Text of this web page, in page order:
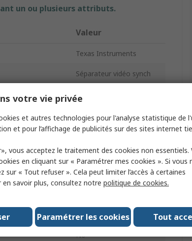
un ou plusieurs attributs.
Valeur
Texas Instruments
Séparateur vidéo synch
TSSOP
Surface
14
85°C
5mm
LMH1981
No
votre vie privée
et autres technologies pour l'analyse statistique de
et pour l’affichage de publicités sur des sites internet
vous acceptez le traitement des cookies non essentiels.
en cliquant sur « Paramétrer mes cookies ». Si vous
sur « Tout refuser ». Cela peut limiter l’accès à certaines
savoir plus, consultez notre politique de cookies.
Tout
Paramétrer les cookies